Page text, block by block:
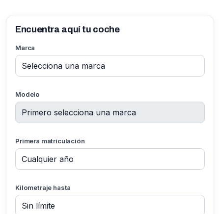
Encuentra aquí tu coche
Marca
Modelo
Primera matriculación
Kilometraje hasta